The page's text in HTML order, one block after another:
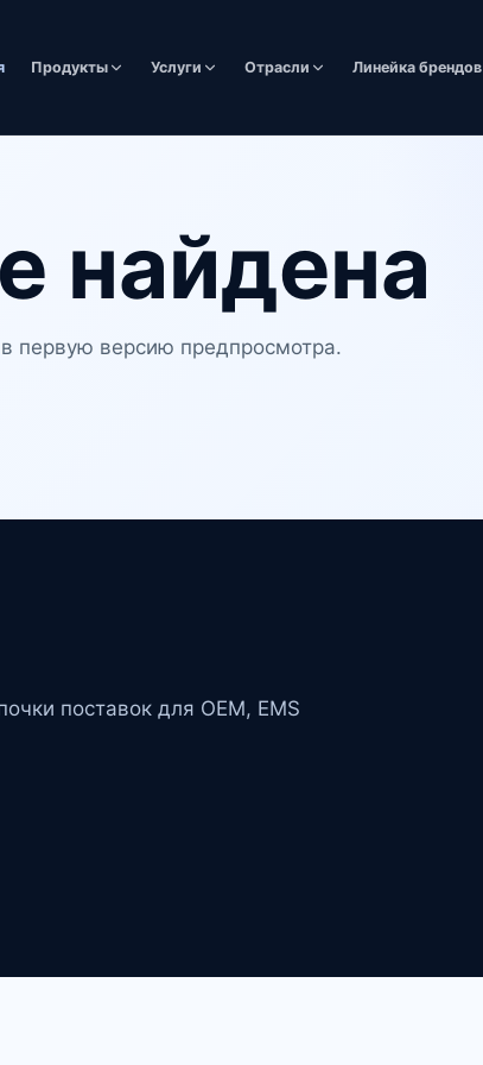
Продукты Услуги Отрасли Линейка брендов
найдена
первую версию предпросмотра.
поставок для OEM, EMS